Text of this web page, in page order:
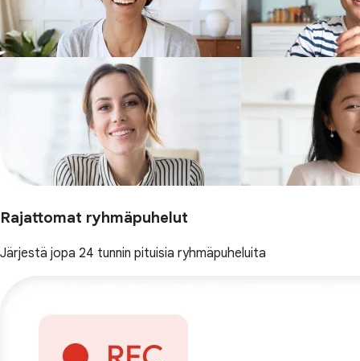
Rajattomat ryhmäpuhelut
Järjestä jopa 24 tunnin pituisia ryhmäpuheluita